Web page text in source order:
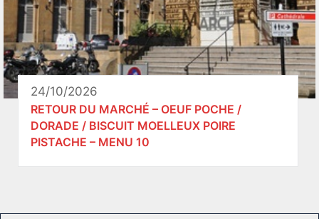
24/10/2026
RETOUR DU MARCHÉ – OEUF POCHE /
DORADE / BISCUIT MOELLEUX POIRE
PISTACHE – MENU 10